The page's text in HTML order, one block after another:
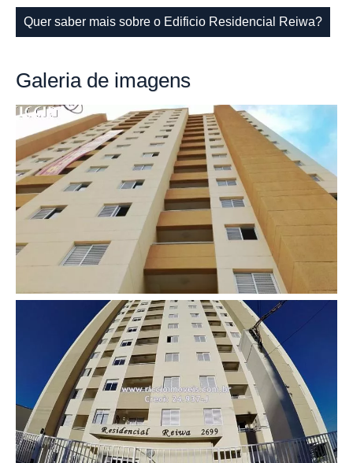
Quer saber mais sobre o Edificio Residencial Reiwa?
Galeriade imagens